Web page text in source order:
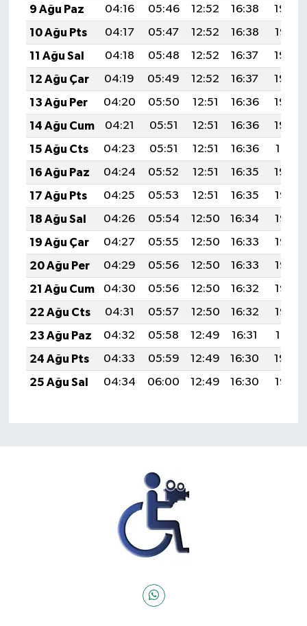
9 Ağu Paz
04:16 05:46 12:52 16:38
19:48
10 Ağu Pts
04:17 05:47 12:52 16:38
19:47
11 Ağu Sal
04:18 05:48 12:52 16:37
19:46
12 Ağu Çar
04:19 05:49 12:52 16:37
19:44
13 Ağu Per
04:20 05:50 12:51 16:36
19:43
14 Ağu Cum
04:21 05:51 12:51 16:36
19:42
15 Ağu Cts
04:23 05:51 12:51 16:36
19:41
16 Ağu Paz
04:24 05:52 12:51 16:35
19:40
17 Ağu Pts
04:25 05:53 12:51 16:35
19:38
18 Ağu Sal
04:26 05:54 12:50 16:34
19:37
19 Ağu Çar
04:27 05:55 12:50 16:33
19:36
20 Ağu Per
04:29 05:56 12:50 16:33
19:35
21 Ağu Cum
04:30 05:56 12:50 16:32
19:33
22 Ağu Cts
04:31 05:57 12:50 16:32
19:32
23 Ağu Paz
04:32 05:58 12:49 16:31
19:31
24 Ağu Pts
04:33 05:59 12:49 16:30
19:29
25 Ağu Sal
04:34 06:00 12:49 16:30 19:28